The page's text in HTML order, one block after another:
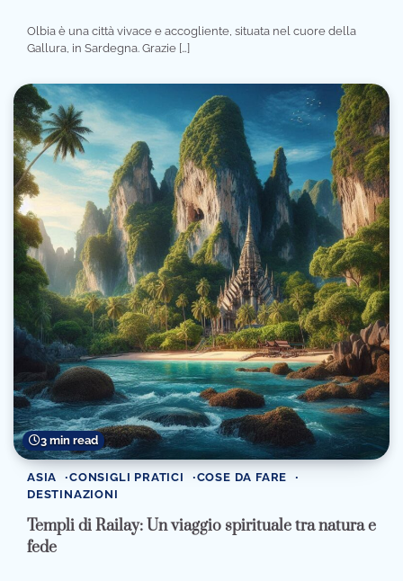
Olbia è una città vivace e accogliente, situata nel cuore della
Gallura, in Sardegna. Grazie […]
3 min read
ASIA CONSIGLI PRATICI
COSE DA FARE
DESTINAZIONI
Templi di Railay: Un viaggio spirituale tra natura e
fede